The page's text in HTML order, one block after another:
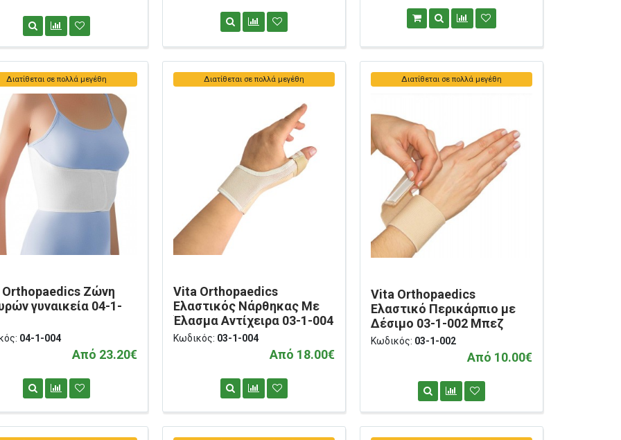
Διατίθεται σε πολλά μεγέθη
Ζώνη
γυναικεία 04-1-
04-1-004
Από 23.20€
Διατίθεται σε πολλά μεγέθη
Vita Orthopaedics
Ελαστικός Νάρθηκας Με
Έλασμα Αντίχειρα 03-1-004
Κωδικός: 03-1-004
Από 18.00€
Διατίθεται σε πολλά μεγέθη
Vita Orthopaedics
Ελαστικό Περικάρπιο με
Δέσιμο 03-1-002 Μπεζ
Κωδικός: 03-1-002
Από 10.00€